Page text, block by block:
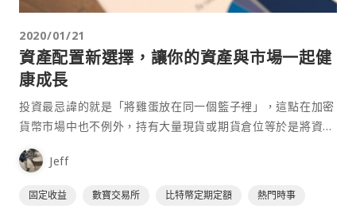
2020/01/21
資產配置新選擇，讓你的資產與市場一起健
康成長
投資最忌諱的就是「將雞蛋放在同一個籃子裡」，這點在加密
貨幣市場中也不例外，持有大量現貨或期貨倉位等於是將資產
置於高風險的環境當中，而過度保守，將所有資產放在被動收
益的放貸產品中，又無法享受到加密貨幣市場成長過程中的收
益。適當的資產配置是維持財務健康的關鍵，如果你正在煩惱
Jeff
固定收益 數寶交易所 比特幣定期定額 熱門時事